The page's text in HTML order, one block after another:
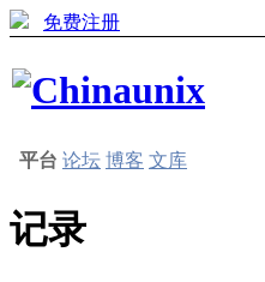
免费注册
平台 论坛 博客 文库
记录